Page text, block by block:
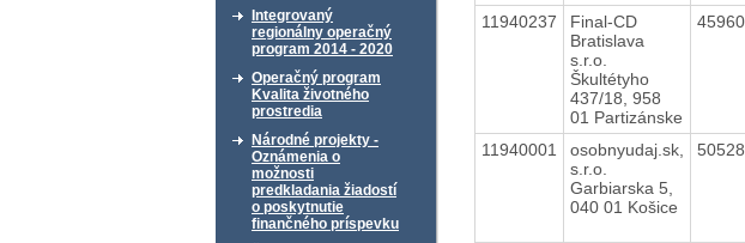
Integrovaný
regionálny operačný
program 2014 - 2020
Operačný program
Kvalita životného
prostredia
Národné projekty -
Oznámenia o
možnosti
predkladania žiadostí
o poskytnutie
finančného príspevku
11940237
Final-CD
Bratislava
s.r.o.
Škultétyho
437/18, 958
01 Partizánske
11940001
osobnyudaj.sk,
s.r.o.
Garbiarska 5,
040 01 Košice